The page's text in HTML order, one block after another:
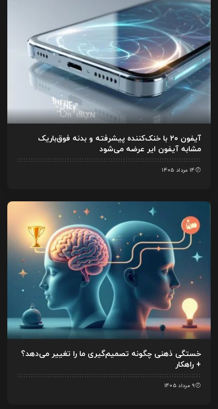
آیفون ۲۰ با خنک‌کننده پیشرفته و بدنه فوق‌باریک
مشابه آیفون ایر عرضه می‌شود
14 مرداد 1405
خستگی ذهنی چگونه تصمیم‌گیری ما را تغییر می‌دهد؟
+ راهکار
9 مرداد 1405